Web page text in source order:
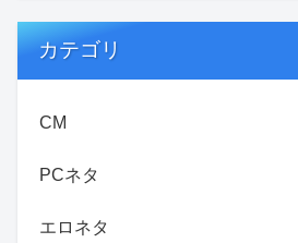
カテゴリ
CM
PCネタ
エロネタ